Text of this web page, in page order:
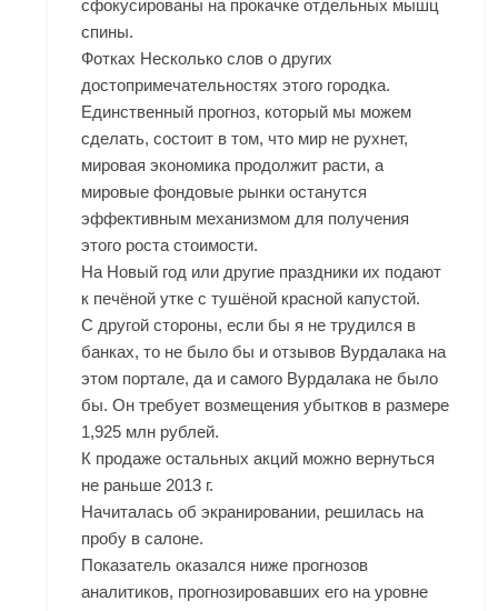
сфокусированы на прокачке отдельных мышц
спины.
Фотках Несколько слов о других
достопримечательностях этого городка.
Единственный прогноз, который мы можем
сделать, состоит в том, что мир не рухнет,
мировая экономика продолжит расти, а
мировые фондовые рынки останутся
эффективным механизмом для получения
этого роста стоимости.
На Новый год или другие праздники их подают
к печёной утке с тушёной красной капустой.
С другой стороны, если бы я не трудился в
банках, то не было бы и отзывов Вурдалака на
этом портале, да и самого Вурдалака не было
бы. Он требует возмещения убытков в размере
1,925 млн рублей.
К продаже остальных акций можно вернуться
не раньше 2013 г.
Начиталась об экранировании, решилась на
пробу в салоне.
Показатель оказался ниже прогнозов
аналитиков, прогнозировавших его на уровне